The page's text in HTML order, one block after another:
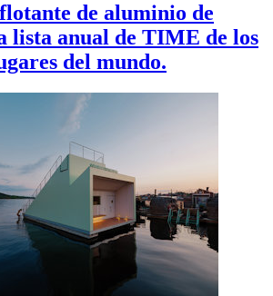
de aluminio de
lista anual de TIME de los
del mundo.